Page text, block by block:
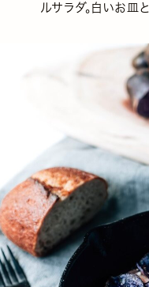
ルサラダ。白いお皿